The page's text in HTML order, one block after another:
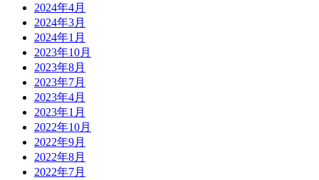
2024年4月
2024年3月
2024年1月
2023年10月
2023年8月
2023年7月
2023年4月
2023年1月
2022年10月
2022年9月
2022年8月
2022年7月